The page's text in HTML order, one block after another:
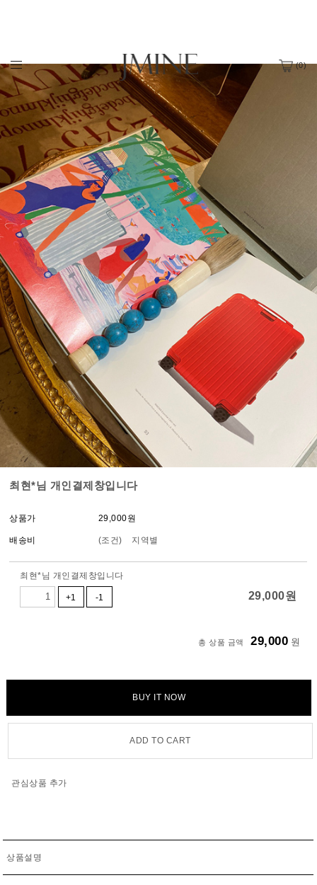
(0)
최현*님 개인결제창입니다
상품가 29,000원
배송비 (조건) 지역별
최현*님 개인결제창입니다
+1 -1 29,000원
총 상품 금액 29,000 원
BUY IT NOW
ADD TO CART
관심상품 추가
상품설명